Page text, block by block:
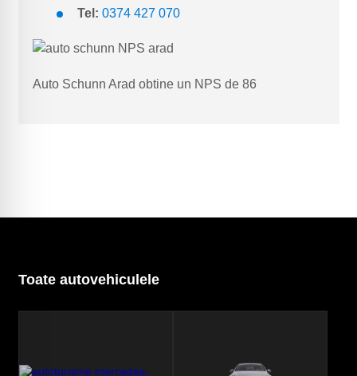
Tel: 0374 427 070
Auto Schunn Arad obtine un NPS de 86
Toate autovehiculele